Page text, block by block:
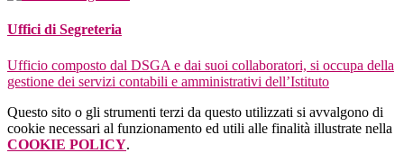
Uffici di Segreteria
Ufficio composto dal DSGA e dai suoi collaboratori, si occupa della
gestione dei servizi contabili e amministrativi dell’Istituto
Questo sito o gli strumenti terzi da questo utilizzati si avvalgono di
cookie necessari al funzionamento ed utili alle finalità illustrate nella
COOKIE POLICY.